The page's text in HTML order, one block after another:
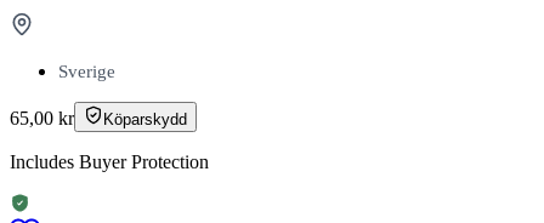
Sverige
65,00 kr Köparskydd
Includes Buyer Protection